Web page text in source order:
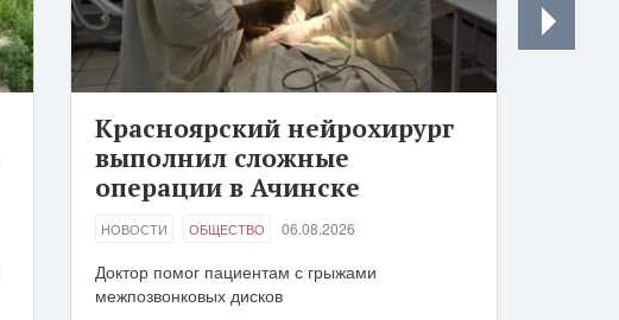
Красноярский нейрохирург
выполнил сложные
операции в Ачинске
НОВОСТИ ОБЩЕСТВО 06.08.2026
Доктор помог пациентам с грыжами
межпозвонковых дисков